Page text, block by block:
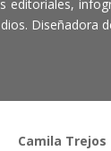
editoriales,
Diseñadora
Camila Trejos